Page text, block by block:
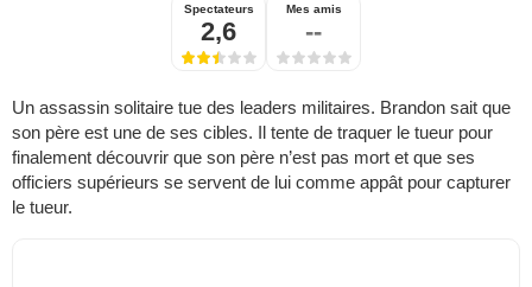
Spectateurs
2,6
Mes amis
--
Un assassin solitaire tue des leaders militaires. Brandon sait que
son père est une de ses cibles. Il tente de traquer le tueur pour
finalement découvrir que son père n’est pas mort et que ses
officiers supérieurs se servent de lui comme appât pour capturer
le tueur.